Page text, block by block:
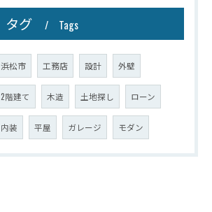
タグ Tags
浜松市 工務店 設計 外壁
2階建て 木造 土地探し ローン
内装 平屋 ガレージ モダン